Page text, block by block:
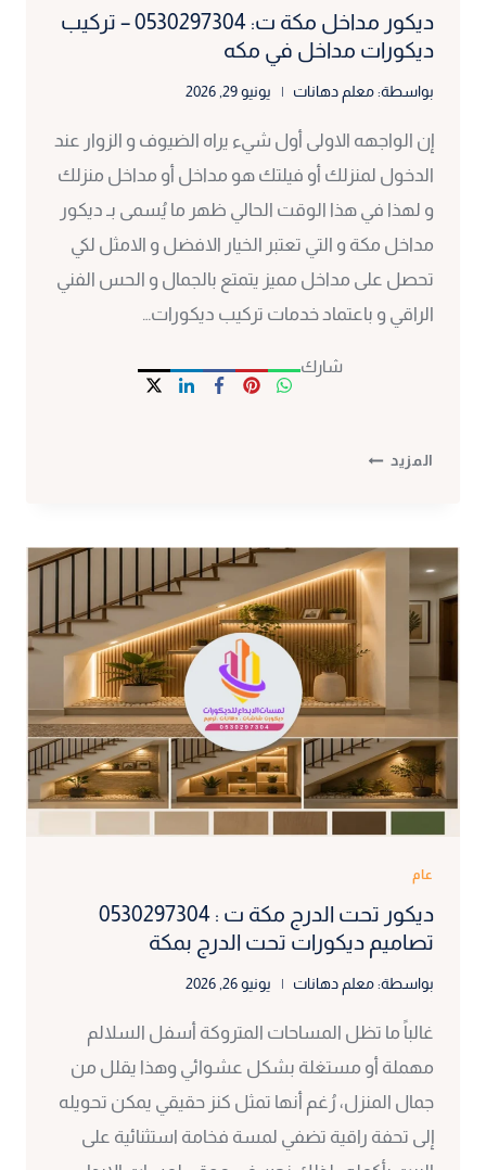
ديكور مداخل مكة ت: 0530297304 – تركيب
ديكورات مداخل في مكه
بواسطة: معلم دهانات يونيو 29, 2026
إن الواجهه الاولى أول شيء يراه الضيوف و الزوار عند
الدخول لمنزلك أو فيلتك هو مداخل أو مداخل منزلك
و لهذا في هذا الوقت الحالي ظهر ما يُسمى بـ ديكور
مداخل مكة و التي تعتبر الخيار الافضل و الامثل لكي
تحصل على مداخل مميز يتمتع بالجمال و الحس الفني
الراقي و باعتماد خدمات تركيب ديكورات…
شارك
المزيد ديكور
0530297304
تركيب
ديكورات
في
عام
ديكور تحت الدرج مكة ت : 0530297304
تصاميم ديكورات تحت الدرج بمكة
بواسطة: معلم دهانات يونيو 26, 2026
غالباً ما تظل المساحات المتروكة أسفل السلالم
مهملة أو مستغلة بشكل عشوائي وهذا يقلل من
جمال المنزل، رُغم أنها تمثل كنز حقيقي يمكن تحويله
إلى تحفة راقية تضفي لمسة فخامة استثنائية على